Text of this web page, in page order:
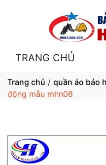
TRANG CHỦ
Trang chủ / quần áo bảo
động mẫu mhn08